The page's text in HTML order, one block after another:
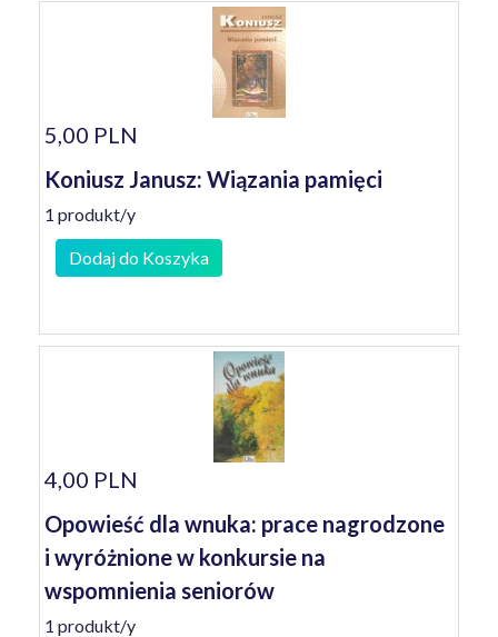
5,00 PLN
Koniusz Janusz: Wiązania pamięci
1 produkt/y
Dodaj do Koszyka
4,00 PLN
Opowieść dla wnuka: prace nagrodzone
i wyróżnione w konkursie na
wspomnienia seniorów
1 produkt/y